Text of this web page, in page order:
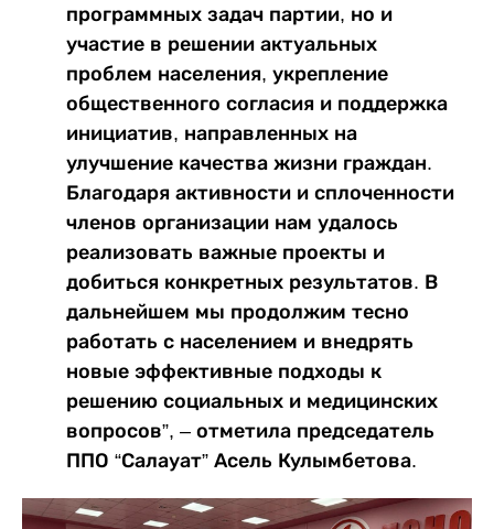
программных задач партии, но и
участие в решении актуальных
проблем населения, укрепление
общественного согласия и поддержка
инициатив, направленных на
улучшение качества жизни граждан.
Благодаря активности и сплоченности
членов организации нам удалось
реализовать важные проекты и
добиться конкретных результатов. В
дальнейшем мы продолжим тесно
работать с населением и внедрять
новые эффективные подходы к
решению социальных и медицинских
вопросов”, – отметила председатель
ППО “Салауат” Асель Кулымбетова.